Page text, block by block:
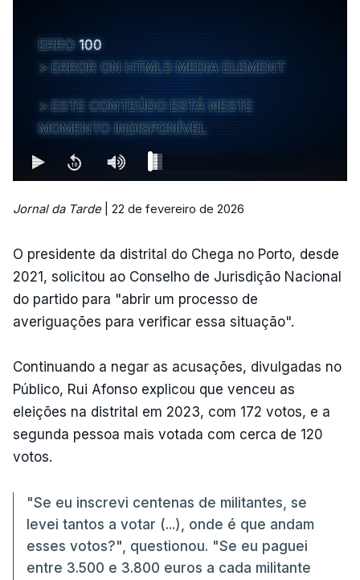
ERRO 100
ERROR ON HTML5 MEDIA ELEMENT
ESTE CONTEÚDO ESTÁ NESTE
MOMENTO INDISPONÍVEL
Jornal da Tarde| 22 de fevereiro de 2026
O presidente da distrital do Chega no Porto, desde
2021, solicitou ao Conselho de Jurisdição Nacional
do partido para "abrir um processo de
averiguações para verificar essa situação".
Continuando a negar as acusações, divulgadas no
Público, Rui Afonso explicou que venceu as
eleições na distrital em 2023, com 172 votos, e a
segunda pessoa mais votada com cerca de 120
votos.
"Se eu inscrevi centenas de militantes, se
levei tantos a votar (...), onde é que andam
esses votos?", questionou. "Se eu paguei
entre 3.500 e 3.800 euros a cada militante